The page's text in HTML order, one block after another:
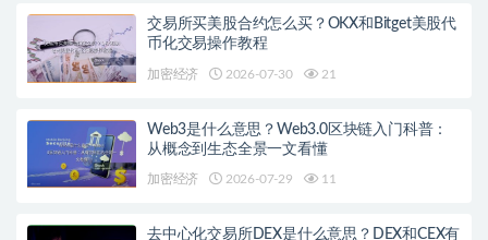
交易所买美股合约怎么买？OKX和Bitget美股代
币化交易操作教程
加密经济 2026-07-30 21
Web3是什么意思？Web3.0区块链入门科普：
从概念到生态全景一文看懂
加密经济 2026-07-29 11
去中心化交易所DEX是什么意思？DEX和CEX有